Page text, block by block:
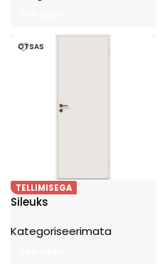
OTSAS
TELLIMISEGA
Sileuks
Kategoriseerimata